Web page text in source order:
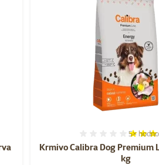
Krmivo Calibra Dog Premium
kg
5×